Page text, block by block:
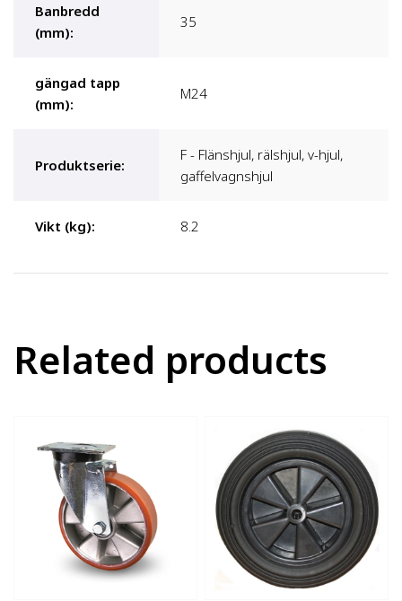
Banbredd
(mm):
35
gängad tapp
(mm):
M24
Produktserie:
F - Flänshjul, rälshjul, v-hjul,
gaffelvagnshjul
Vikt (kg): 8.2
Related products